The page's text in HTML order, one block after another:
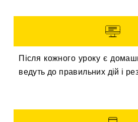
Після кожного уроку є
ведуть до правильних дій і